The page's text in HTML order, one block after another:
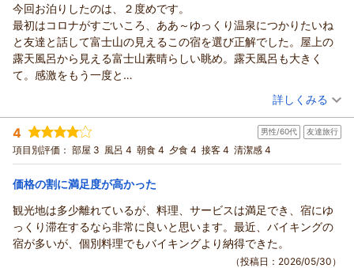
今回お泊りしたのは、２度めです。
最初はコロナがすごいころ、ああ～ゆっくり温泉につかりたいね
と友達と話して富士山の見えるこの宿を選び正解でした。屋上の
露天風呂から見える富士山素晴らしい眺め。露天風呂も大きく
て。感激をもう一度と
今回どうしても来たくて1人で来館し、やはり幸せな１泊でした。
私も８７歳になったけどまだまだ元気なので又お泊りしたいな～
と思っています。
（投稿日：2026/05/30）
宿泊時期： 2026年04月宿泊 (一人旅)
投稿者： やまとさん
宿泊プラン： 【無料送迎付き！】チェックイン13時♪ 絶景天空露天風呂と旬
の創作会席料理を堪能◆1泊2食付
ツイン 朝・夕
宿泊価格帯： 18,001～19,000円(大人一人あたり/税込)
詳しくみる
4 男性/60代 友達旅行
項目別評価： 部屋 3 風呂 4 朝食 4 夕食 4 接客 4 清潔感 4
価格の割に満足度が高かった
観光地は多少離れているが、料理、サービスは満足でき、宿にゆ
っくり滞在するなら非常に良いと思います。最近、バイキングの
宿が多いが、個別料理でもバイキングより納得できた。
（投稿日：2026/05/30）